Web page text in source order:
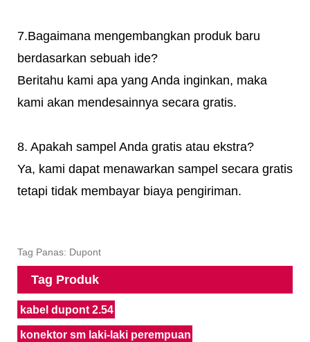
7.Bagaimana mengembangkan produk baru
berdasarkan sebuah ide?
Beritahu kami apa yang Anda inginkan, maka
kami akan mendesainnya secara gratis.
8. Apakah sampel Anda gratis atau ekstra?
Ya, kami dapat menawarkan sampel secara gratis
tetapi tidak membayar biaya pengiriman.
Tag Panas: Dupont
Tag Produk
kabel dupont 2.54
konektor sm laki-laki perempuan